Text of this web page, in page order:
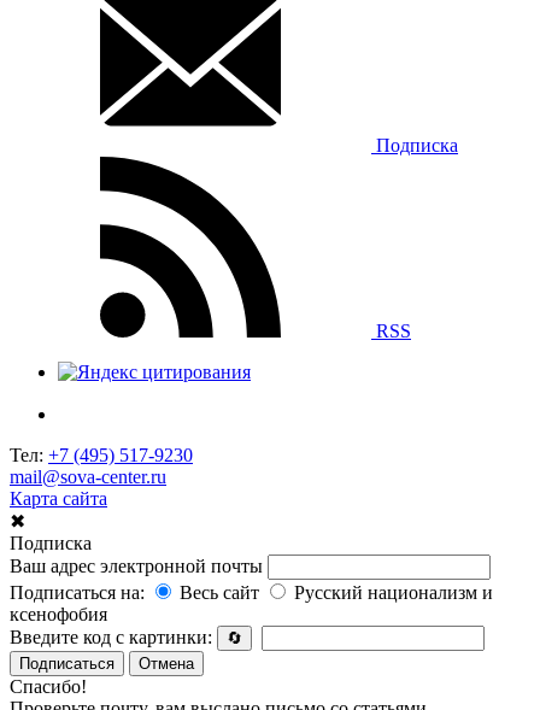
Подписка
RSS
Тел: +7 (495) 517-9230
mail@sova-center.ru
Карта сайта
✖
Подписка
Ваш адрес электронной почты
Подписаться на:
Весь сайт
Русский национализм и
ксенофобия
Введите код с картинки:
🔄
Подписаться
Отмена
Спасибо!